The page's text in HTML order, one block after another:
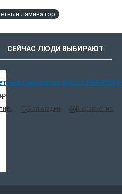
ламинатор
СЕЙЧАС ЛЮДИ ВЫБИРАЮТ
ламинатор Bulros FGK
В закладки В сравнение